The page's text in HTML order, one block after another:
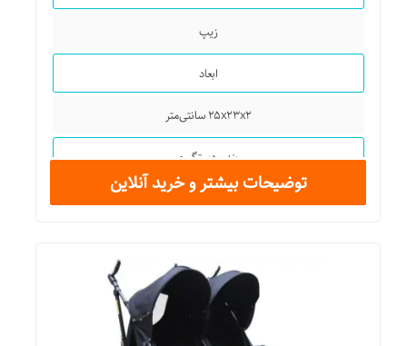
زیپ
ابعاد
۲۵x۲۳x۲ سانتی‌متر
بند و دستگیره
توضیحات بیشتر و خرید آنلاین